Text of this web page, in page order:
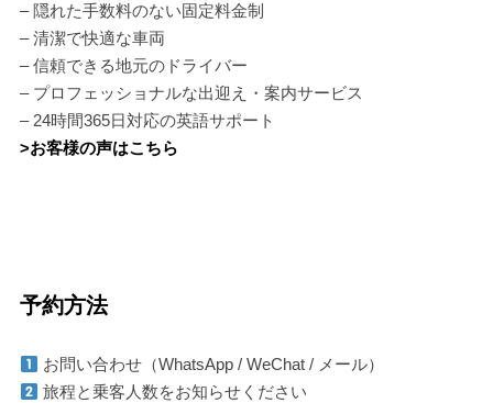
– 隠れた手数料のない固定料金制
– 清潔で快適な車両
– 信頼できる地元のドライバー
– プロフェッショナルな出迎え・案内サービス
– 24時間365日対応の英語サポート
>お客様の声はこちら
予約方法
お問い合わせ（WhatsApp / WeChat / メール）
旅程と乗客人数をお知らせください